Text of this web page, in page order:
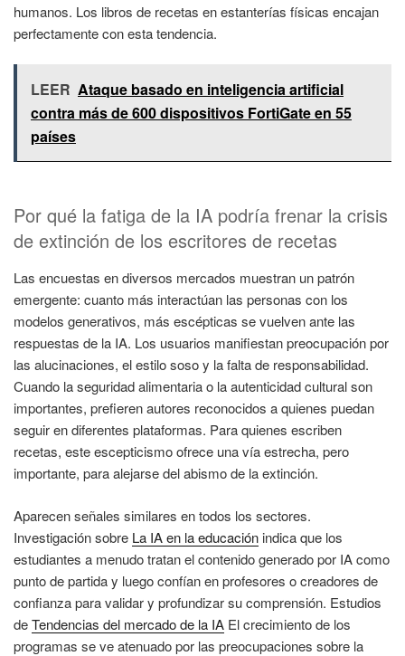
humanos. Los libros de recetas en estanterías físicas encajan
perfectamente con esta tendencia.
LEER Ataque basado en inteligencia artificial
contra más de 600 dispositivos FortiGate en 55
países
Por qué la fatiga de la IA podría frenar la crisis
de extinción de los escritores de recetas
Las encuestas en diversos mercados muestran un patrón
emergente: cuanto más interactúan las personas con los
modelos generativos, más escépticas se vuelven ante las
respuestas de la IA. Los usuarios manifiestan preocupación por
las alucinaciones, el estilo soso y la falta de responsabilidad.
Cuando la seguridad alimentaria o la autenticidad cultural son
importantes, prefieren autores reconocidos a quienes puedan
seguir en diferentes plataformas. Para quienes escriben
recetas, este escepticismo ofrece una vía estrecha, pero
importante, para alejarse del abismo de la extinción.
Aparecen señales similares en todos los sectores.
Investigación sobre La IA en la educación indica que los
estudiantes a menudo tratan el contenido generado por IA como
punto de partida y luego confían en profesores o creadores de
confianza para validar y profundizar su comprensión. Estudios
deTendencias del mercado de la IA El crecimiento de los
programas se ve atenuado por las preocupaciones sobre la